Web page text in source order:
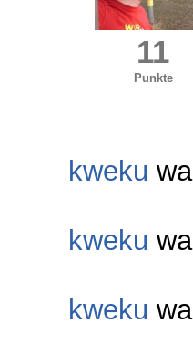
11
Punkte
kweku
kweku
kweku